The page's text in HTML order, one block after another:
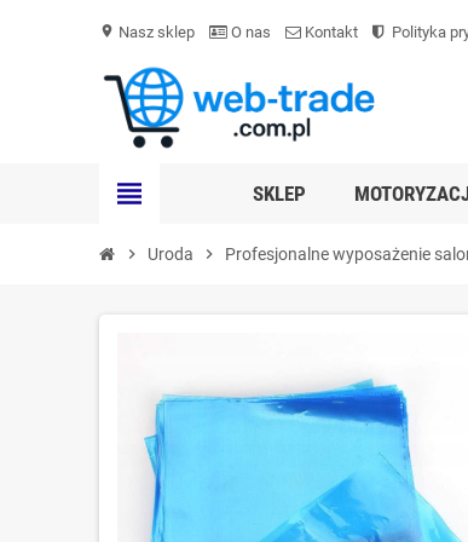
location_on Nasz sklep O nas Kontakt Polityka
view_headline SKLEP
chevron_right Uroda chevron_right Profesjonalne wyposażenie